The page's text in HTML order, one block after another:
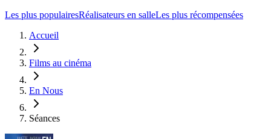
Les plus populairesRéalisateurs en salleLes plus récompensées
Accueil
Films au cinéma
En Nous
Séances